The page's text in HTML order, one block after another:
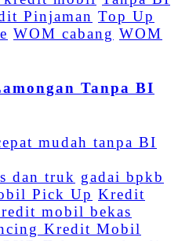
Pinjaman Top Up
WOM cabang WOM
Tanpa BI
dan truk gadai bpkb
Pick Up Kredit
mobil bekas
Kredit Mobil